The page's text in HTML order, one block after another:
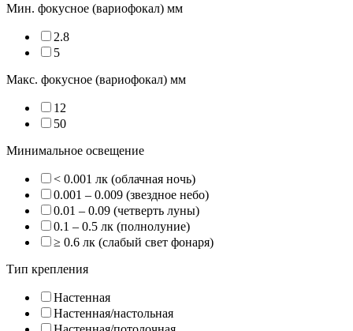
Мин. фокусное (вариофокал) мм
2.8
5
Макс. фокусное (вариофокал) мм
12
50
Минимальное освещение
< 0.001 лк (облачная ночь)
0.001 – 0.009 (звездное небо)
0.01 – 0.09 (четверть луны)
0.1 – 0.5 лк (полнолуние)
≥ 0.6 лк (слабый свет фонаря)
Тип крепления
Настенная
Настенная/настольная